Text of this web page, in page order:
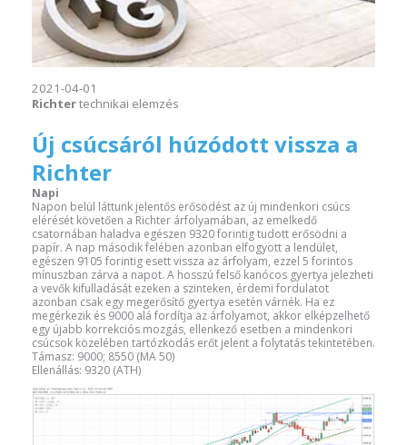
2021-04-01
Richtertechnikai elemzés
Új csúcsáról húzódott vissza a
Richter
Napi
Napon belül láttunk jelentős erősödést az új mindenkori csúcs
elérését követően a Richter árfolyamában, az emelkedő
csatornában haladva egészen 9320 forintig tudott erősödni a
papír. A nap második felében azonban elfogyott a lendület,
egészen 9105 forintig esett vissza az árfolyam, ezzel 5 forintos
mínuszban zárva a napot. A hosszú felső kanócos gyertya jelezheti
a vevők kifulladását ezeken a szinteken, érdemi fordulatot
azonban csak egy megerősítő gyertya esetén várnék. Ha ez
megérkezik és 9000 alá fordítja az árfolyamot, akkor elképzelhető
egy újabb korrekciós mozgás, ellenkező esetben a mindenkori
csúcsok közelében tartózkodás erőt jelent a folytatás tekintetében.
Támasz: 9000; 8550 (MA 50)
Ellenállás: 9320 (ATH)